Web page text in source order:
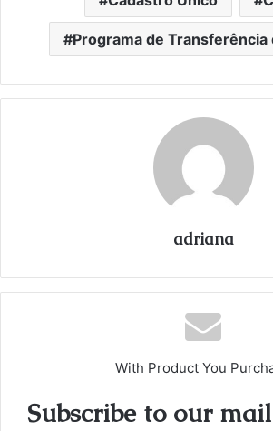
Programa de Transferência
adriana
With Product You
Subscribe to our